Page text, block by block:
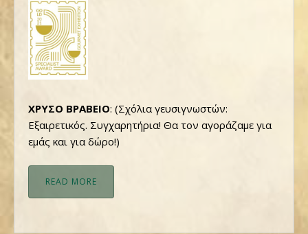
ΧΡΥΣΟ ΒΡΑΒΕΙΟ: (Σχόλια γευσιγνωστών:
Εξαιρετικός. Συγχαρητήρια! Θα τον αγοράζαμε για
εμάς και για δώρο!)
READ MORE